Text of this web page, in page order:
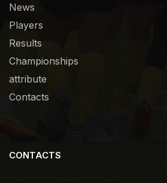
News
Players
Results
Championships
attribute
Contacts
CONTACTS